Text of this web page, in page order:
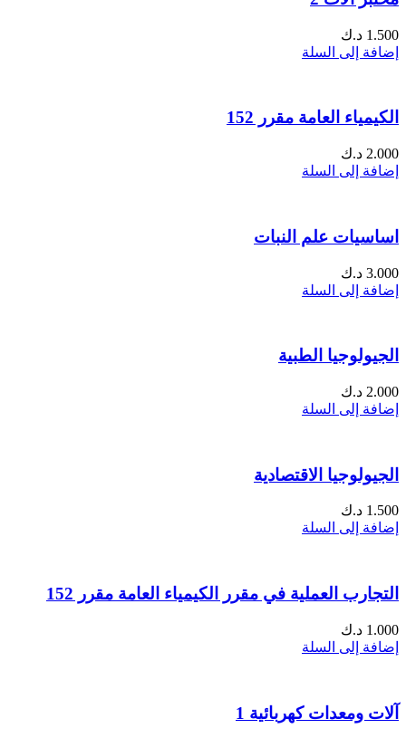
1.500 د.ك
إضافة إلى السلة
الكيمياء العامة مقرر 152
2.000 د.ك
إضافة إلى السلة
اساسيات علم النبات
3.000 د.ك
إضافة إلى السلة
الجيولوجيا الطبية
2.000 د.ك
إضافة إلى السلة
الجيولوجيا الاقتصادية
1.500 د.ك
إضافة إلى السلة
التجارب العملية في مقرر الكيمياء العامة مقرر 152
1.000 د.ك
إضافة إلى السلة
آلات ومعدات كهربائية 1